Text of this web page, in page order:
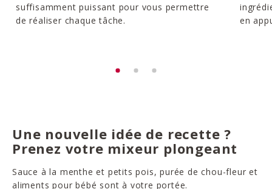
suffisamment puissant pour vous permettre
de réaliser chaque tâche.
en
Une nouvelle idée de recette ?
Prenez votre mixeur plongeant
Sauce à la menthe et petits pois, purée de chou-fleur et
aliments pour bébé sont à votre portée.